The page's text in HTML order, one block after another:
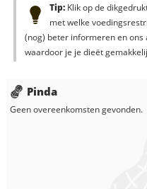
Tip:Klik op de
met welke
(nog) beter informeren en
waardoor je je dieët
Pinda
Geen overeenkomsten gevonden.